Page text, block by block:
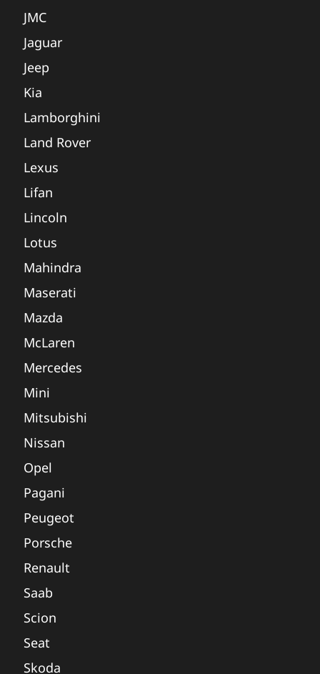
JMC
Jaguar
Jeep
Kia
Lamborghini
Land Rover
Lexus
Lifan
Lincoln
Lotus
Mahindra
Maserati
Mazda
McLaren
Mercedes
Mini
Mitsubishi
Nissan
Opel
Pagani
Peugeot
Porsche
Renault
Saab
Scion
Seat
Skoda